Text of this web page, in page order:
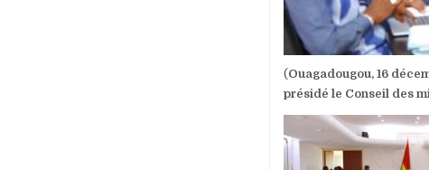
(Ouagadougou, 16
présidé le Conseil des